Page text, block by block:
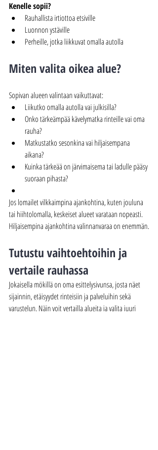
Kenelle sopii?
Rauhallista irtiottoa etsiville
Luonnon ystäville
Perheille, jotka liikkuvat omalla autolla
Miten valita oikea alue?
Sopivan alueen valintaan vaikuttavat:
Liikutko omalla autolla vai julkisilla?
Onko tärkeämpää kävelymatka rinteille vai oma
rauha?
Matkustatko sesonkina vai hiljaisempana
aikana?
Kuinka tärkeää on järvimaisema tai ladulle pääsy
suoraan pihasta?
Jos lomailet vilkkaimpina ajankohtina, kuten jouluna
tai hiihtolomalla, keskeiset alueet varataan nopeasti.
Hiljaisempina ajankohtina valinnanvaraa on enemmän.
Tutustu vaihtoehtoihin ja
vertaile rauhassa
Jokaisella mökillä on oma esittelysivunsa, josta näet
sijainnin, etäisyydet rinteisiin ja palveluihin sekä
varustelun. Näin voit vertailla alueita ja valita juuri